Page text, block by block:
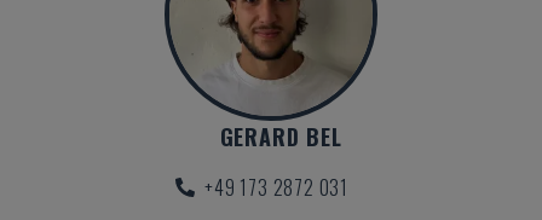
GERARD BEL
+49 173 2872 031